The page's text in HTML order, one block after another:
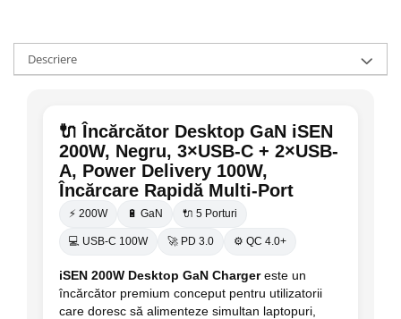
Descriere
🔌 Încărcător Desktop GaN iSEN
200W, Negru, 3×USB-C + 2×USB-
A, Power Delivery 100W,
Încărcare Rapidă Multi-Port
⚡ 200W 🔋 GaN 🔌 5 Porturi
💻 USB-C 100W 🚀 PD 3.0 ⚙️ QC 4.0+
iSEN 200W Desktop GaN Chargereste un
încărcător premium conceput pentru utilizatorii
care doresc să alimenteze simultan laptopuri,